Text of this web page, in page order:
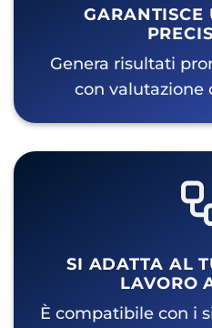
GARANTISCE
Genera risultati
con valutazione
SI ADATTA AL
LAVORO
È compatibile con i